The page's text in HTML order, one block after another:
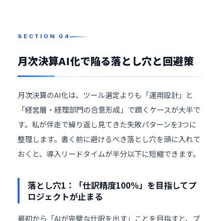
月次決算AI化で陥る落とし穴と回避策
月次決算のAI化は、ツール選定よりも「運用設計」と
「経営層・経理部門の合意形成」で躓くケースが大半で
す。私が伴走で繰り返し見てきた失敗パターンを3つに
整理します。書く前に避けるべき落とし穴を頭に入れて
おくと、導入リードタイムが半分以下に短縮できます。
落とし穴1：「仕訳精度100%」を目指してプ
ロジェクトが止まる
最初から「AIが完璧な仕訳を出す」ことを目指すと、プ